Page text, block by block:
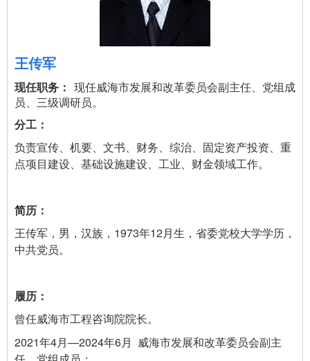
王传军
现任威海市发展和改革委员会副主任、党组成
员、三级调研员。
负责宣传、机要、文书、财务、综治、固定资产投资、重
点项目建设、基础设施建设、工业、财金领域工作。
王传军，男，汉族，1973年12月生，省委党校大学学历，
中共党员。
曾任威海市工程咨询院院长。
2021年4月—2024年6月 威海市发展和改革委员会副主